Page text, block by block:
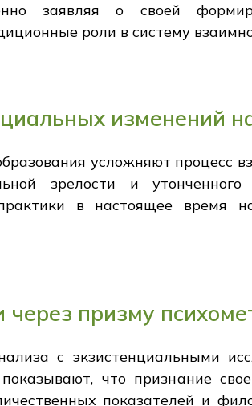
заявляя о своей
роли в систему
изменений
усложняют процесс
зрелости и утонченного
в настоящее время
призму
с экзистенциальными
что признание
показателей и